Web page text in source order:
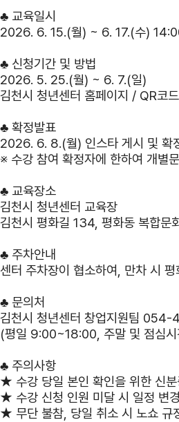
♣ 교육일시
2026. 6. 15.(월) ~ 6. 17.(수)
♣ 신청기간 및 방법
2026. 5. 25.(월) ~ 6. 7.(일)
김천시 청년센터 홈페이지 / QR코드
♣ 확정발표
2026. 6. 8.(월) 인스타 게시 및 확
※ 수강 참여 확정자에 한하여 개별
♣ 교육장소
김천시 청년센터 교육장
김천시 평화길 134, 평화동 복합문
♣ 주차안내
센터 주차장이 협소하여, 만차 시
♣ 문의처
김천시 청년센터 창업지원팀
(평일 9:00~18:00, 주말 및 점심
♣ 주의사항
★ 수강 당일 본인 확인을 위한 신
★ 수강 신청 인원 미달 시 일정 변
★ 무단 불참, 당일 취소 시 노쇼 규